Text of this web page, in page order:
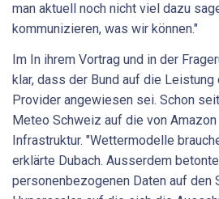
man aktuell noch nicht viel dazu
kommunizieren, was wir können."
Im In ihrem Vortrag und in der
klar, dass der Bund auf die
Provider angewiesen sei. Schon
Meteo Schweiz auf die von
Infrastruktur. "Wettermodelle
erklärte Dubach. Ausserdem
personenbezogenen Daten auf den